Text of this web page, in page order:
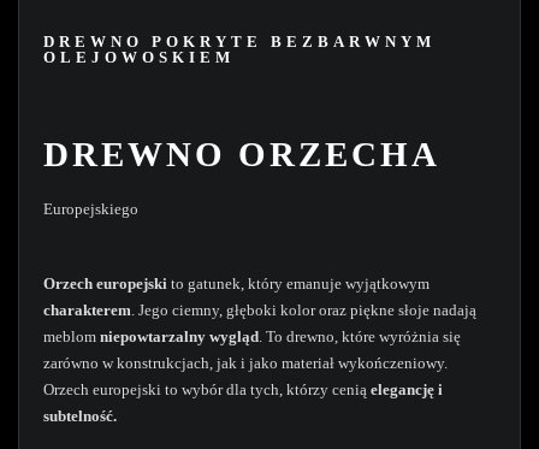
DREWNO POKRYTE BEZBARWNYM
OLEJOWOSKIEM
DREWNO ORZECHA
Europejskiego
Orzech europejski to gatunek, który emanuje wyjątkowym
charakterem. Jego ciemny, głęboki kolor oraz piękne słoje nadają
meblom niepowtarzalny wygląd. To drewno, które wyróżnia się
zarówno w konstrukcjach, jak i jako materiał wykończeniowy.
Orzech europejski to wybór dla tych, którzy cenią elegancję i
subtelność.